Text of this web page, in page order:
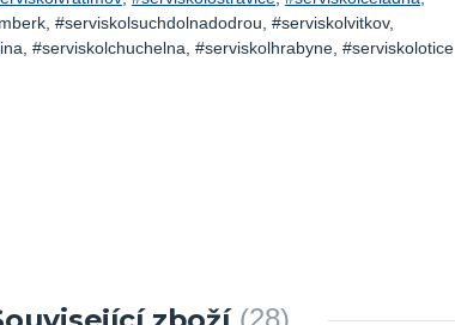
#serviskolsuchdolnadodrou, #serviskolvitkov,
#serviskolchuchelna, #serviskolhrabyne, #serviskolotice